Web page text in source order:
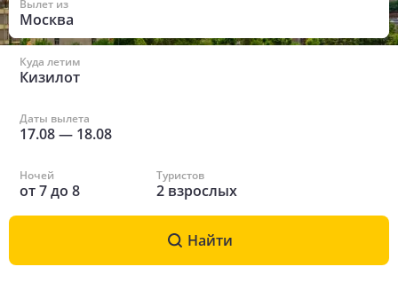
Вылет из
Москва
Куда летим
Кизилот
Даты вылета
17.08— 18.08
Ночей
от7до 8
Туристов
2 взрослых
Найти